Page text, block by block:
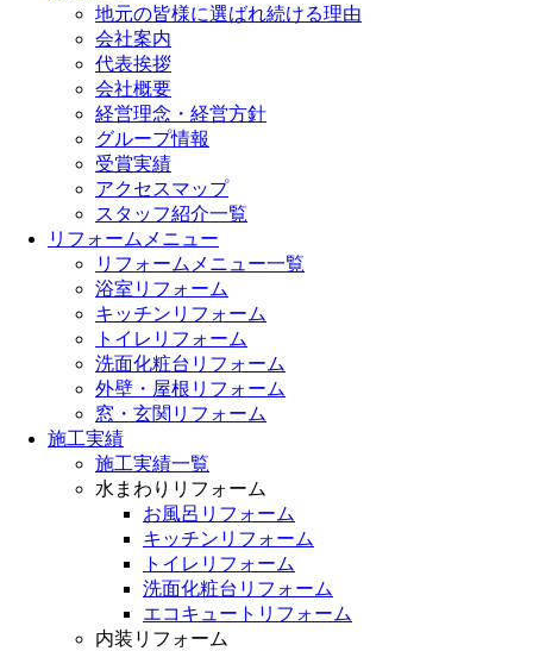
地元の皆様に選ばれ続ける理由
会社案内
代表挨拶
会社概要
経営理念・経営方針
グループ情報
受賞実績
アクセスマップ
スタッフ紹介一覧
リフォームメニュー
リフォームメニュー一覧
浴室リフォーム
キッチンリフォーム
トイレリフォーム
洗面化粧台リフォーム
外壁・屋根リフォーム
窓・玄関リフォーム
施工実績
施工実績一覧
水まわりリフォーム
お風呂リフォーム
キッチンリフォーム
トイレリフォーム
洗面化粧台リフォーム
エコキュートリフォーム
内装リフォーム